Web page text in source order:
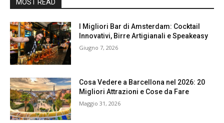
MOST READ
I Migliori Bar di Amsterdam: Cocktail
Innovativi, Birre Artigianali e Speakeasy
Giugno 7, 2026
Cosa Vedere a Barcellona nel 2026: 20
Migliori Attrazioni e Cose da Fare
Maggio 31, 2026